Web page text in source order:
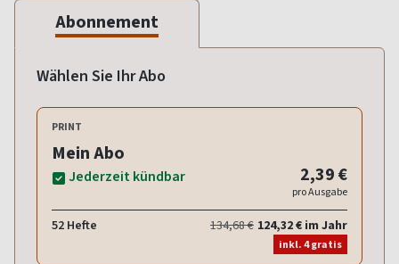
Abonnement
Wählen Sie Ihr Abo
PRINT
Mein Abo
Jederzeit kündbar 2,39 €
pro Ausgabe
52 Hefte 134,68 € 124,32 € im Jahr
inkl. 4 gratis